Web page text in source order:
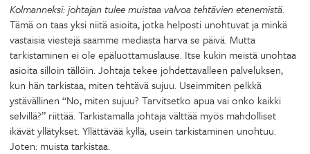
Kolmanneksi: johtajan tulee muistaa valvoa tehtävien etenemistä.
Tämä on taas yksi niitä asioita, jotka helposti unohtuvat ja minkä
vastaisia viestejä saamme mediasta harva se päivä. Mutta
tarkistaminen ei ole epäluottamuslause. Itse kukin meistä unohtaa
asioita silloin tällöin. Johtaja tekee johdettavalleen palveluksen,
kun hän tarkistaa, miten tehtävä sujuu. Useimmiten pelkkä
ystävällinen “No, miten sujuu? Tarvitsetko apua vai onko kaikki
selvillä?” riittää. Tarkistamalla johtaja välttää myös mahdolliset
ikävät yllätykset. Yllättävää kyllä, usein tarkistaminen unohtuu.
Joten: muista tarkistaa.